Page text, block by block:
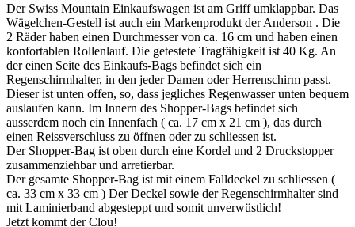
Der Swiss Mountain Einkaufswagen ist am Griff umklappbar. Das
Wägelchen-Gestell ist auch ein Markenprodukt der Anderson . Die
2 Räder haben einen Durchmesser von ca. 16 cm und haben einen
konfortablen Rollenlauf. Die getestete Tragfähigkeit ist 40 Kg. An
der einen Seite des Einkaufs-Bags befindet sich ein
Regenschirmhalter, in den jeder Damen oder Herrenschirm passt.
Dieser ist unten offen, so, dass jegliches Regenwasser unten bequem
auslaufen kann. Im Innern des Shopper-Bags befindet sich
ausserdem noch ein Innenfach ( ca. 17 cm x 21 cm ), das durch
einen Reissverschluss zu öffnen oder zu schliessen ist.
Der Shopper-Bag ist oben durch eine Kordel und 2 Druckstopper
zusammenziehbar und arretierbar.
Der gesamte Shopper-Bag ist mit einem Falldeckel zu schliessen (
ca. 33 cm x 33 cm ) Der Deckel sowie der Regenschirmhalter sind
mit Laminierband abgesteppt und somit unverwüstlich!
Jetzt kommt der Clou!